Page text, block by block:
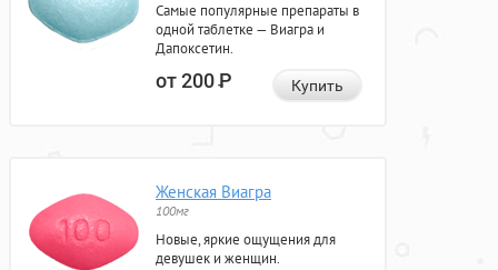
Самые популярные препараты в
одной таблетке — Виагра и
Дапоксетин.
от 200Р Купить
Женская Виагра
100мг
Новые, яркие ощущения для
девушек и женщин.